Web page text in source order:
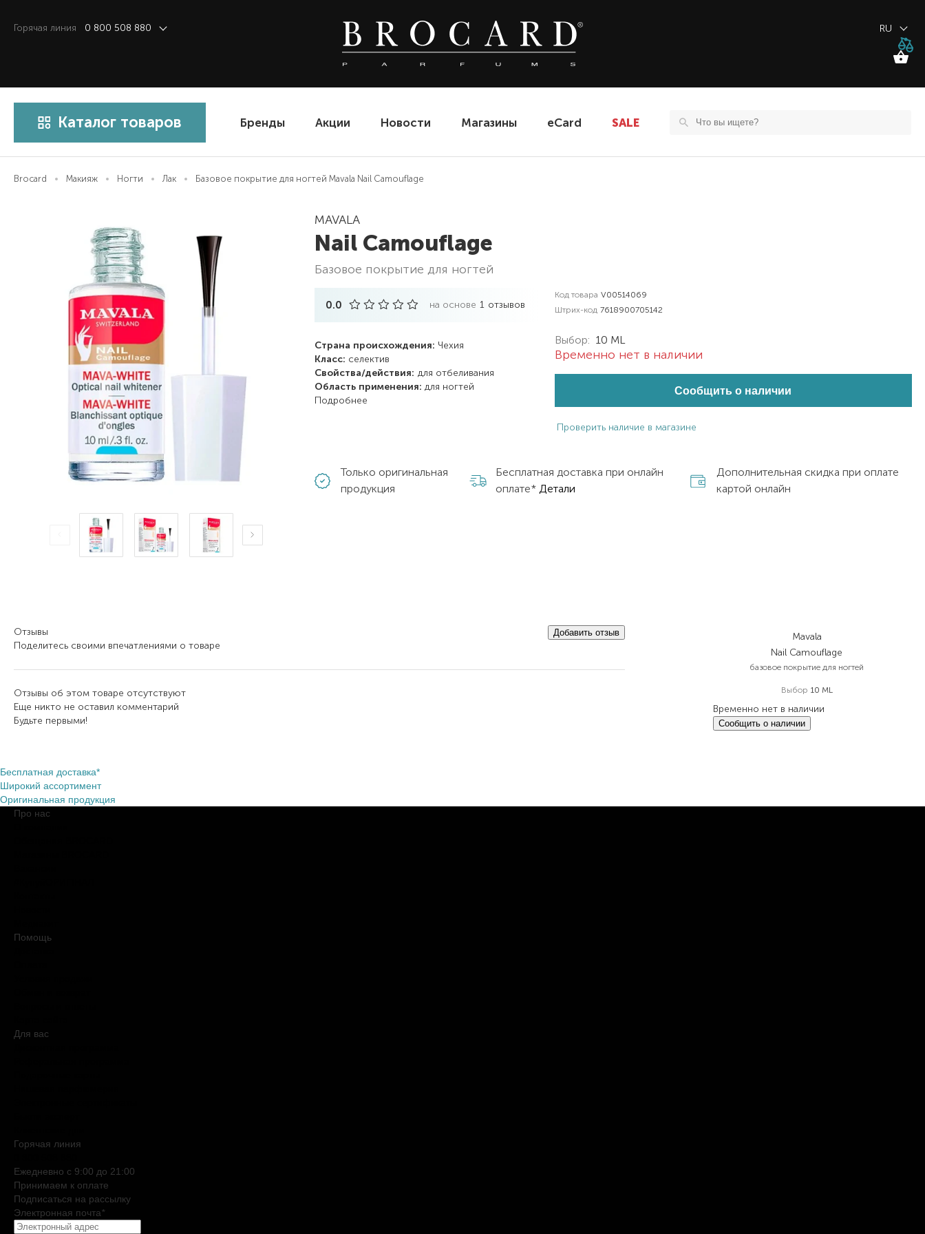
Горячая линия 0 800 508 880 RU
Каталог товаров Бренды Акции Новости Магазины eCard SALE
Brocard Макияж Ногти Лак Базовое покрытие для ногтей Mavala Nail Camouflage
MAVALA
Nail Camouflage
базовое покрытие для ногтей
0.0 на основе 1 отзывов
Страна происхождения: Чехия
Класс: селектив
Свойства/действия: для отбеливания
Область применения: для ногтей
Подробнее
Код товара V00514069
Штрих-код 7618900705142
Выбор: 10 ML
Временно нет в наличии
Сообщить о наличии
Проверить наличие в магазине
Только оригинальная
продукция
Бесплатная доставка при онлайн
оплате* Детали
Дополнительная скидка при оплате
картой онлайн
Отзывы
Поделитесь своими впечатлениями о товаре
Добавить отзыв
Отзывы об этом товаре отсутствуют
Еще никто не оставил комментарий
Будьте первыми!
Mavala
Nail Camouflage
базовое покрытие для ногтей
Выбор 10 ML
Временно нет в наличии
Сообщить о наличии
Бесплатная доставка*
Широкий ассортимент
Оригинальная продукция
Про нас
Помощь
Для вас
Горячая линия
Ежедневно c 9:00 до 21:00
Принимаем к оплате
Подписаться на рассылку
Электронная почта*